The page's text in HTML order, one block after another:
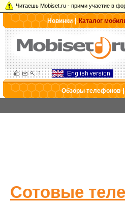
Читаешь Mobiset.ru - прими участие в
Новинки|Каталог
Обзоры телефонов
Сотовые